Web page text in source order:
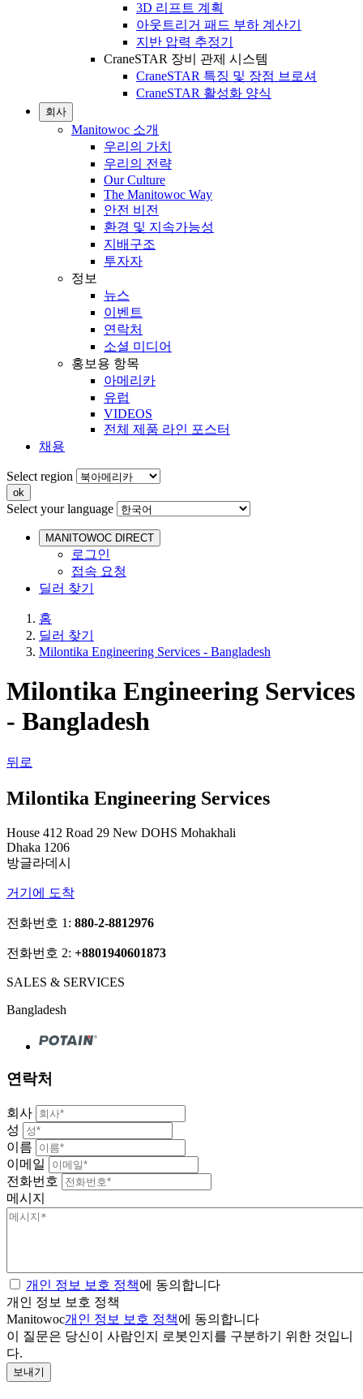
3D 리프트 계획
아웃트리거 패드 부하 계산기
지반 압력 추정기
CraneSTAR 장비 관제 시스템
CraneSTAR 특징 및 장점 브로셔
CraneSTAR 활성화 양식
회사
Manitowoc 소개
우리의 가치
우리의 전략
Our Culture
The Manitowoc Way
안전 비전
환경 및 지속가능성
지배구조
투자자
정보
뉴스
이벤트
연락처
소셜 미디어
홍보용 항목
아메리카
유럽
VIDEOS
전체 제품 라인 포스터
채용
Select region
Select your language
MANITOWOC DIRECT
로그인
접속 요청
딜러 찾기
홈
딜러 찾기
Milontika Engineering Services - Bangladesh
Milontika Engineering Services
- Bangladesh
뒤로
Milontika Engineering Services
House 412 Road 29 New DOHS Mohakhali
Dhaka 1206
방글라데시
거기에 도착
전화번호 1: 880-2-8812976
전화번호 2: +8801940601873
SALES & SERVICES
Bangladesh
연락처
회사
성
이름
이메일
전화번호
메시지
개인 정보 보호 정책에 동의합니다
개인 정보 보호 정책
Manitowoc개인 정보 보호 정책에 동의합니다
이 질문은 당신이 사람인지 로봇인지를 구분하기 위한 것입니
다.